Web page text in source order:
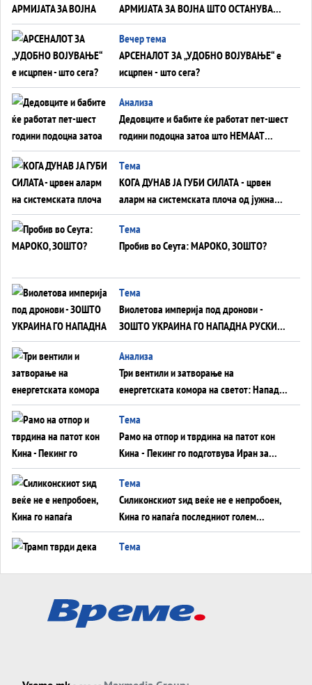
АРМИЈАТА ЗА ВОЈНА ШТО ОСТАНУВА
БЕЗ ФРОНТ
Вечер тема
АРСЕНАЛОТ ЗА „УДОБНО ВОЈУВАЊЕ“ е
исцрпен - што сега?
Анализа
Дедовците и бабите ќе работат пет-шест
години подоцна затоа што НЕМААТ
ВНУЦИ ДА ГИ ЗАМЕНАТ
Tема
КОГА ДУНАВ ЈА ГУБИ СИЛАТА - црвен
аларм на системската плоча од јужна
Германија до Црното Море...
Tема
Пробив во Сеута: МАРОКО, ЗОШТО?
Tема
Виолетова империја под дронови -
ЗОШТО УКРАИНА ГО НАПАДНА РУСКИОТ
WILDBERRIES
Aнализа
Три вентили и затворање на
енергетската комора на светот: Нападот
во Суец најавува глобален енергетски
инфаркт?
Tема
Рамо на отпор и тврдина на патот кон
Кина - Пекинг го подготвува Иран за
американска копнена инвазија
Tема
Силиконскиот ѕид веќе не е непробоен,
Кина го напаѓа последниот голем
монопол на Западот?
Tема
Tема
ДЛАБОКО УДОЛУ: Сметководствените